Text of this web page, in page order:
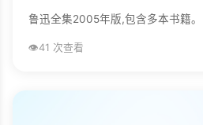
鲁迅全集2005年版,包含多本书籍
👁️41 次查看